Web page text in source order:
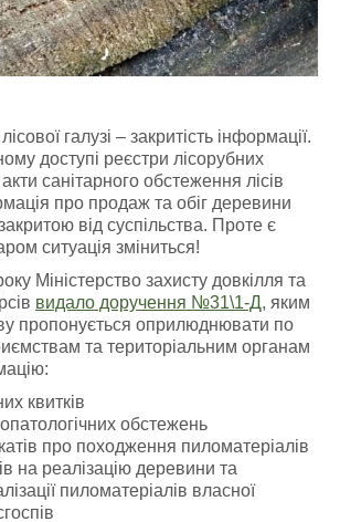
галузі – закритість інформації.
доступі реєстри лісорубних
санітарного обстеження лісів
про продаж та обіг деревини
від суспільства. Проте є
ситуація зміниться!
Міністерство захисту довкілля та
видало доручення №31\1-Д, яким
пропонується оприлюднювати по
та територіальним органам
квитків
обстежень
про походження пиломатеріалів
на реалізацію деревини та
пиломатеріалів власної